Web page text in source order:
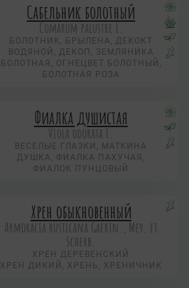
Сабельник болотный
Comarum palustre L.
БОЛОТНИК, БРЫЛЕНА, ДЕКОКТ
ВОДЯНОЙ, ДЕКОП, ЗЕМЛЯНИКА
БОЛОТНАЯ, ОГНЕЦВЕТ БОЛОТНЫЙ,
БОЛОТНАЯ РОЗА
Фиалка душистая
Viola odorata L.
ВЕСЕЛЫЕ ГЛАЗКИ, МАТКИНА
ДУШКА, ФИАЛКА ПАХУЧАЯ,
ФИАЛОК ПУНЦОВЫЙ
Хрен обыкновенный
Armoracia rusticana Gaertn., Меу. et
Scherb.
ХРЕН ДЕРЕВЕНСКИЙ
ХРЕН ДИКИЙ, ХРЕНЬ, ХРЕНИЧНИК